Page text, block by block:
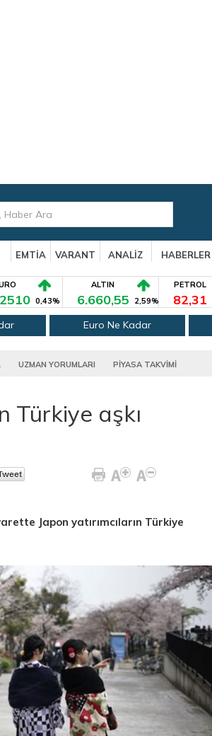
EMTİA VARANT ANALİZ HABERLER
0,43%
ALTIN
6.660,55 2,59%
PETROL
82,31
Euro Ne Kadar
UZMAN YORUMLARI PİYASA TAKVİMİ
Türkiye aşkı
Japon yatırımcıların Türkiye